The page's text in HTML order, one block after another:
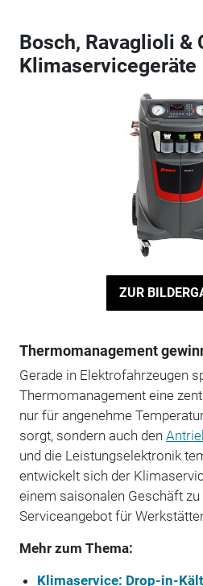
Bosch, Ravaglioli &
Klimaservicegeräte
ZUR
Thermomanagement
Gerade in Elektrofahrzeugen
Thermomanagement eine
nur für angenehme
sorgt, sondern auch den
und die Leistungselektronik
entwickelt sich der
einem saisonalen Geschäft
Serviceangebot für
Mehr zum Thema:
Klimaservice: Drop-in-